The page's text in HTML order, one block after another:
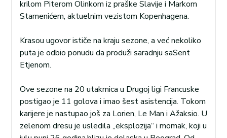
krilom Piterom Olinkom iz praške Slavije i Markom
Stamenićem, aktuelnim vezistom Kopenhagena.
Krasou ugovor ističe na kraju sezone, a već nekoliko
puta je odbio ponudu da produži saradnju saSent
Etjenom.
Ove sezone na 20 utakmica u Drugoj ligi Francuske
postigao je 11 golova i imao šest asistencija. Tokom
karijere je nastupao još za Lorien, Le Man i Ažaksio. U
zelenom dresu je usledila „eksplozija“ i momak, koji u